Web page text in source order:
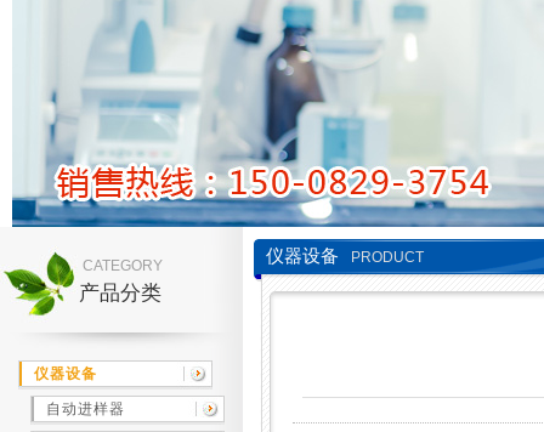
产品分类
CATEGORY
仪器设备
自动进样器
仪器设备 PRODUCT